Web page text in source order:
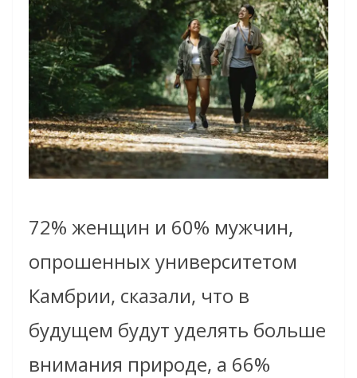
72% женщин и 60% мужчин,
опрошенных университетом
Камбрии, сказали, что в
будущем будут уделять больше
внимания природе, а 66%